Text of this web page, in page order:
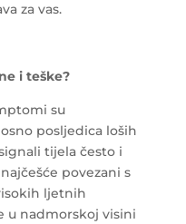
za vas.
i teške?
su
posljedica loših
tijela često i
povezani s
ljetnih
u nadmorskoj visini